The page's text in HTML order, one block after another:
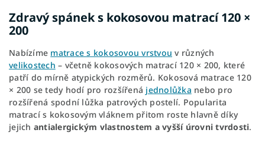
Zdravý spánek s kokosovou matrací 120 ×
200
Nabízíme matrace s kokosovou vrstvou v různých
velikostech – včetně kokosových matrací 120 × 200, které
patří do mírně atypických rozměrů. Kokosová matrace 120
× 200 se tedy hodí pro rozšířená jednolůžka nebo pro
rozšířená spodní lůžka patrových postelí. Popularita
matrací s kokosovým vláknem přitom roste hlavně díky
jejich antialergickým vlastnostem a vyšší úrovni tvrdosti.